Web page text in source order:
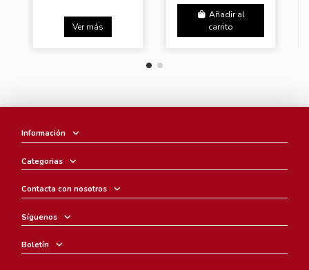
Ver más
Añadir al
carrito
Información
Categorias
Contacta con nosotros
Síguenos
Boletín